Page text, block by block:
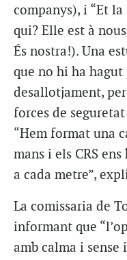
companys), i “Et
qui? Elle est à
És nostra!). Una
que no hi ha
desallotjament,
forces de
“Hem format una
mans i els CRS
a cada metre”,
La comissaria de
informant que
amb calma i sense